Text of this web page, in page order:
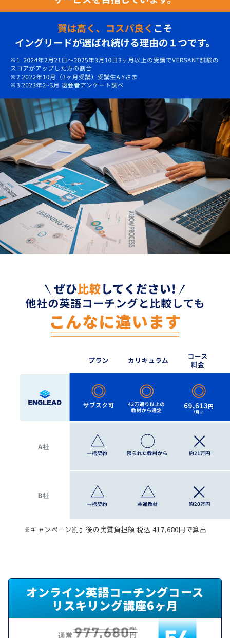
※キャンペーン割引後の実質負担額 税込 417,680円で算出
オンライン英語コーチングコース
リスキリング講座6ヶ月